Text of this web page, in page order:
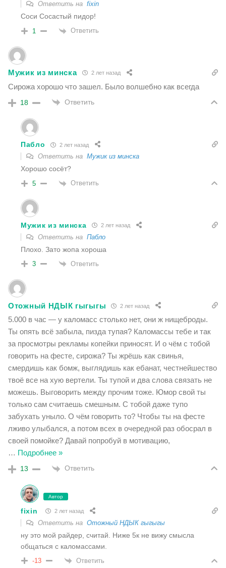
Ответить на fixin
Соси Сосастый пидор!
1 Ответить
Мужик из минска 2 лет назад
Сирожа хорошо что зашел. Было волшебно как всегда
18 Ответить
Пабло 2 лет назад
Ответить на Мужик из минска
Хорошо сосёт?
5 Ответить
Мужик из минска 2 лет назад
Ответить на Пабло
Плохо. Зато жопа хороша
3 Ответить
Отожный НДЫК гыгыгы 2 лет назад
5.000 в час — у каломасс столько нет, они ж нищеброды.
Ты опять всё забыла, пизда тупая? Каломассы тебе и так
за просмотры рекламы копейки приносят. И о чём с тобой
говорить на фесте, сирожа? Ты жрёшь как свинья,
смердишь как бомж, выглядишь как ебанат, честнейшество
твоё все на хую вертели. Ты тупой и два слова связать не
можешь. Выговорить между прочим тоже. Юмор свой ты
только сам считаешь смешным. С тобой даже тупо
забухать уныло. О чём говорить то? Чтобы ты на фесте
лживо улыбался, а потом всех в очередной раз обосрал в
своей помойке? Давай попробуй в мотивацию,
… Подробнее »
13 Ответить
Автор
fixin 2 лет назад
Ответить на Отожный НДЫК гыгыгы
ну это мой райдер, считай. Ниже 5к не вижу смысла
общаться с каломассами.
-13 Ответить